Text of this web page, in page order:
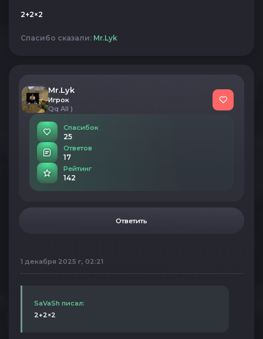
2+2×2
Спасибо сказали: Mr.Lyk
Mr.Lyk
Игрок
Qq All )
Спасибок
25
Ответов
17
Рейтинг
142
Ответить
1 декабря 2025 г, 02:21
SaVaSh писал:
2+2×2